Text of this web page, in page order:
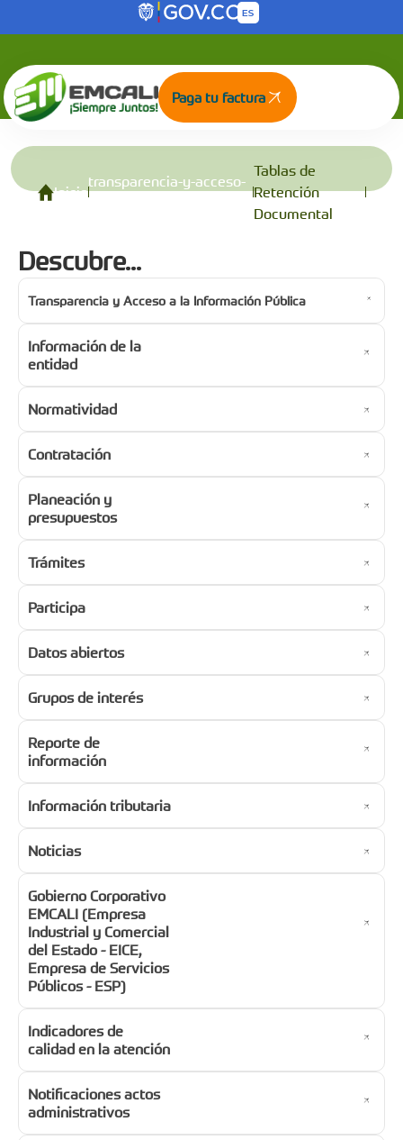
Saltar al contenido principal
Tablas de Retención Documental
Paga tu factura
Inicio
transparencia-y-acceso-
a-la-informacion-publica
Tablas de
Retención
Documental
Descubre...
Transparencia y Acceso a la Información Pública
Información de la
entidad
Normatividad
Contratación
Planeación y
presupuestos
Trámites
Participa
Datos abiertos
Grupos de interés
Reporte de
información
Información tributaria
Noticias
Gobierno Corporativo
EMCALI (Empresa
Industrial y Comercial
del Estado - EICE,
Empresa de Servicios
Públicos - ESP)
Indicadores de
calidad en la atención
Notificaciones actos
administrativos